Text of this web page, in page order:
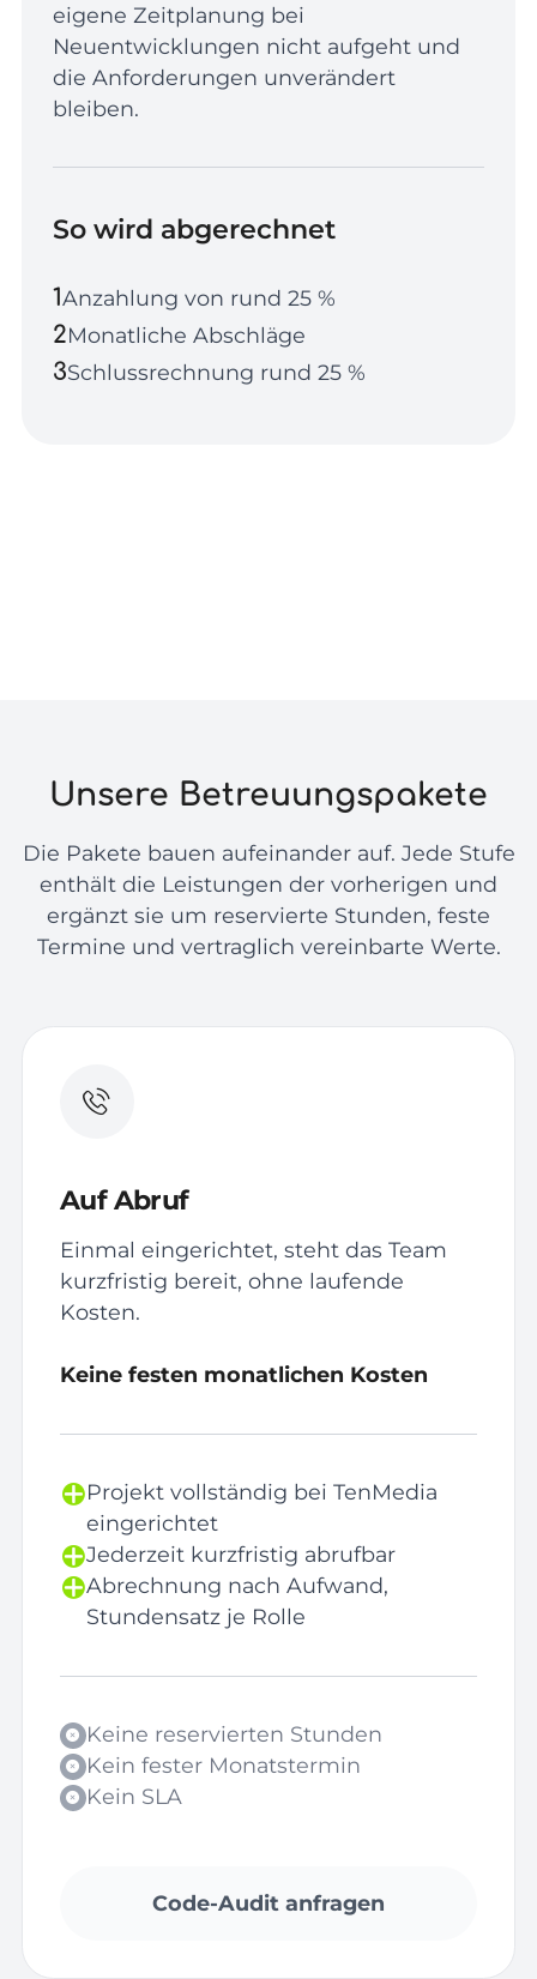
eigene Zeitplanung bei
Neuentwicklungen nicht aufgeht und
die Anforderungen unverändert
bleiben.
So wird abgerechnet
1Anzahlung von rund 25 %
2Monatliche Abschläge
3Schlussrechnung rund 25 %
Unsere Betreuungspakete
Die Pakete bauen aufeinander auf. Jede Stufe
enthält die Leistungen der vorherigen und
ergänzt sie um reservierte Stunden, feste
Termine und vertraglich vereinbarte Werte.
Auf Abruf
Einmal eingerichtet, steht das Team
kurzfristig bereit, ohne laufende
Kosten.
Keine festen monatlichen Kosten
Projekt vollständig bei TenMedia
eingerichtet
Jederzeit kurzfristig abrufbar
Abrechnung nach Aufwand,
Stundensatz je Rolle
Keine reservierten Stunden
Kein fester Monatstermin
Kein SLA
Code-Audit anfragen